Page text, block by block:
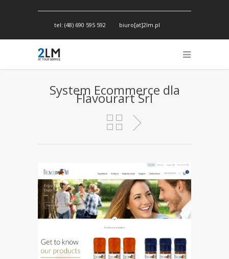
tel: (48) 690 595 592 biuro[at]2lm.pl
System Ecommerce dla
Flavourart Srl